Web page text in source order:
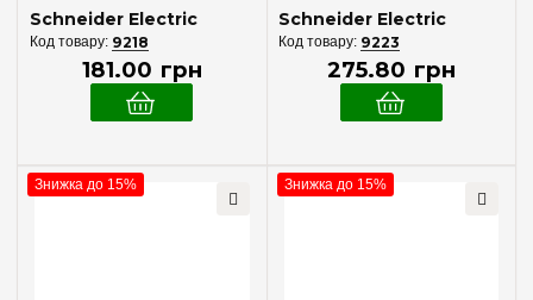
Schneider Electric
9218
181.00 грн
Schneider Electric
9223
275.80 грн
Знижка до 15% Знижка до 15%